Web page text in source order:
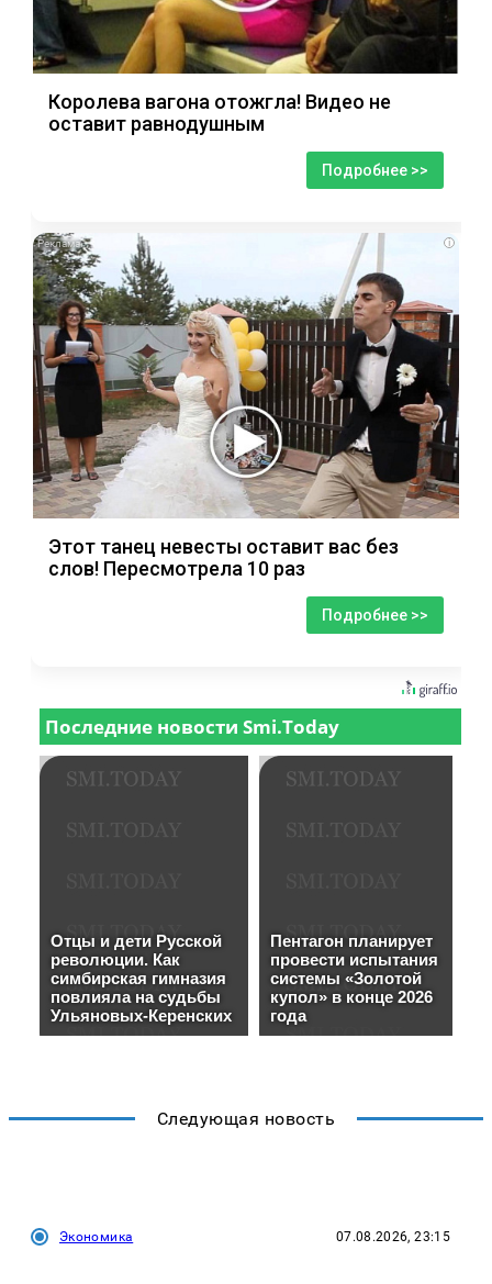
Королева вагона отожгла! Видео не
оставит равнодушным
Подробнее >>
i
Этот танец невесты оставит вас без
слов! Пересмотрела 10 раз
Подробнее >>
Следующая новость
Экономика 07.08.2026, 23:15